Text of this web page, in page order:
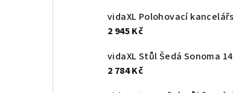
2 945 Kč
2 784 Kč